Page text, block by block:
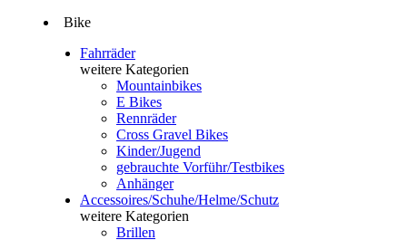
Bike
Fahrräder
weitere Kategorien
Mountainbikes
E Bikes
Rennräder
Cross Gravel Bikes
Kinder/Jugend
gebrauchte Vorführ/Testbikes
Anhänger
Accessoires/Schuhe/Helme/Schutz
weitere Kategorien
Brillen